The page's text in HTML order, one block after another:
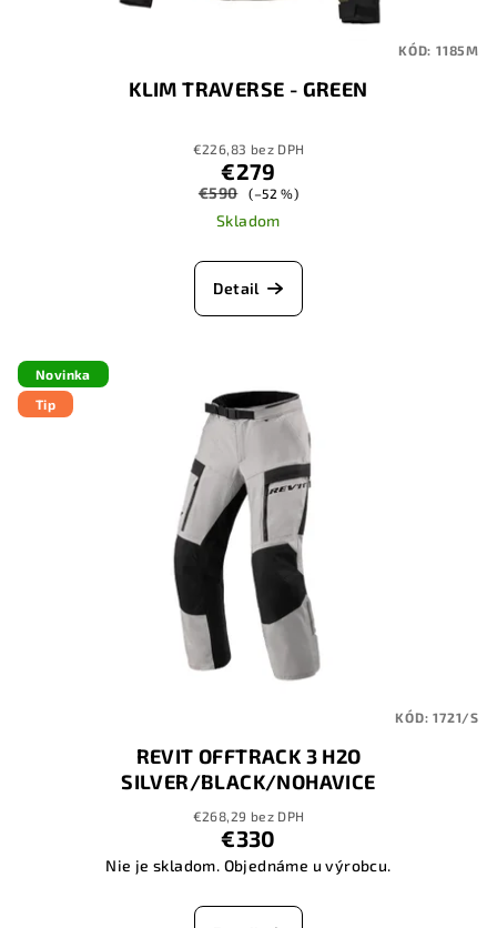
KLIM TRAVERSE - GREEN
€226,83 bez DPH
€279
€590 (–52 %)
Skladom
Detail
KÓD: 1185M
Novinka
Tip
REVIT OFFTRACK 3 H2O
SILVER/BLACK/NOHAVICE
€268,29 bez DPH
€330
Nie je skladom. Objednáme u výrobcu.
KÓD:1721/S